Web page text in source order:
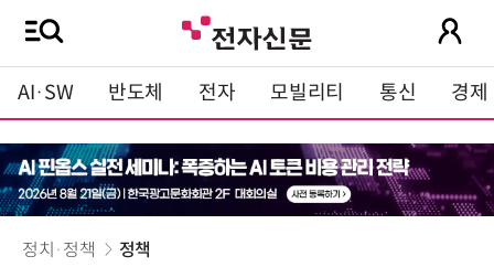
AI·SW 반도체 전자 모빌리티 통신 경제
정치·정책 정책